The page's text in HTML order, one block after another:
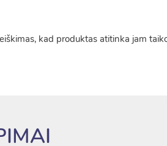
kad produktas atitinka jam